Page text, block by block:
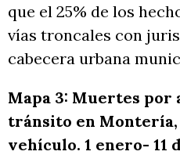
que el 25% de los
vías troncales con
cabecera urbana
Mapa 3: Muertes por
tránsito en Montería,
vehículo. 1 enero- 11